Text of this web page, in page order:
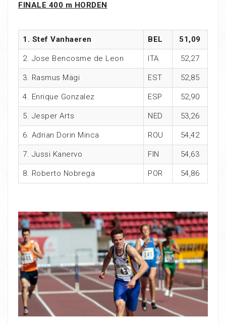
FINALE 400 m HORDEN
1. Stef Vanhaeren BEL 51,09
2. Jose Bencosme de Leon ITA 52,27
3. Rasmus Mägi EST 52,85
4. Enrique Gonzalez ESP 52,90
5. Jesper Arts NED 53,26
6. Adrian Dorin Minca ROU 54,42
7. Jussi Kanervo FIN 54,63
8. Roberto Nobrega POR 54,86